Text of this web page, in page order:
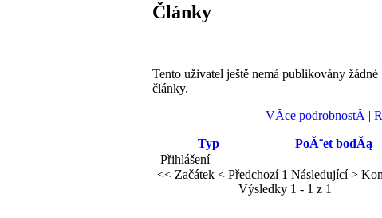
Články
Tento uživatel ještě nemá publikovány žádné
články.
VĂ­ce podrobnostĂ­ |
Typ
PoĂ¨et bodĂą
Přihlášení
<< Začátek < Předchozí 1 Následující >
Výsledky 1 - 1 z 1